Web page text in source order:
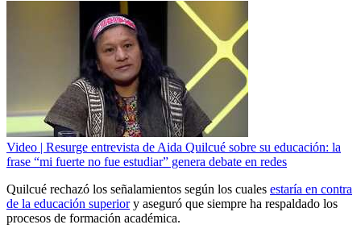
Video | Resurge entrevista de Aida Quilcué sobre su educación: la
frase “mi fuerte no fue estudiar” genera debate en redes
Quilcué rechazó los señalamientos según los cuales estaría en contra
de la educación superiory aseguró que siempre ha respaldado los
procesos de formación académica.